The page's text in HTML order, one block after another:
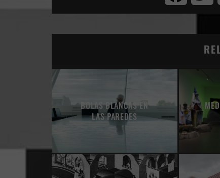
BOLAS BLANCAS EN
LAS PAREDES